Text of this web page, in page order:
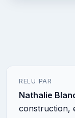
RELU PAR
Nathalie
construction,